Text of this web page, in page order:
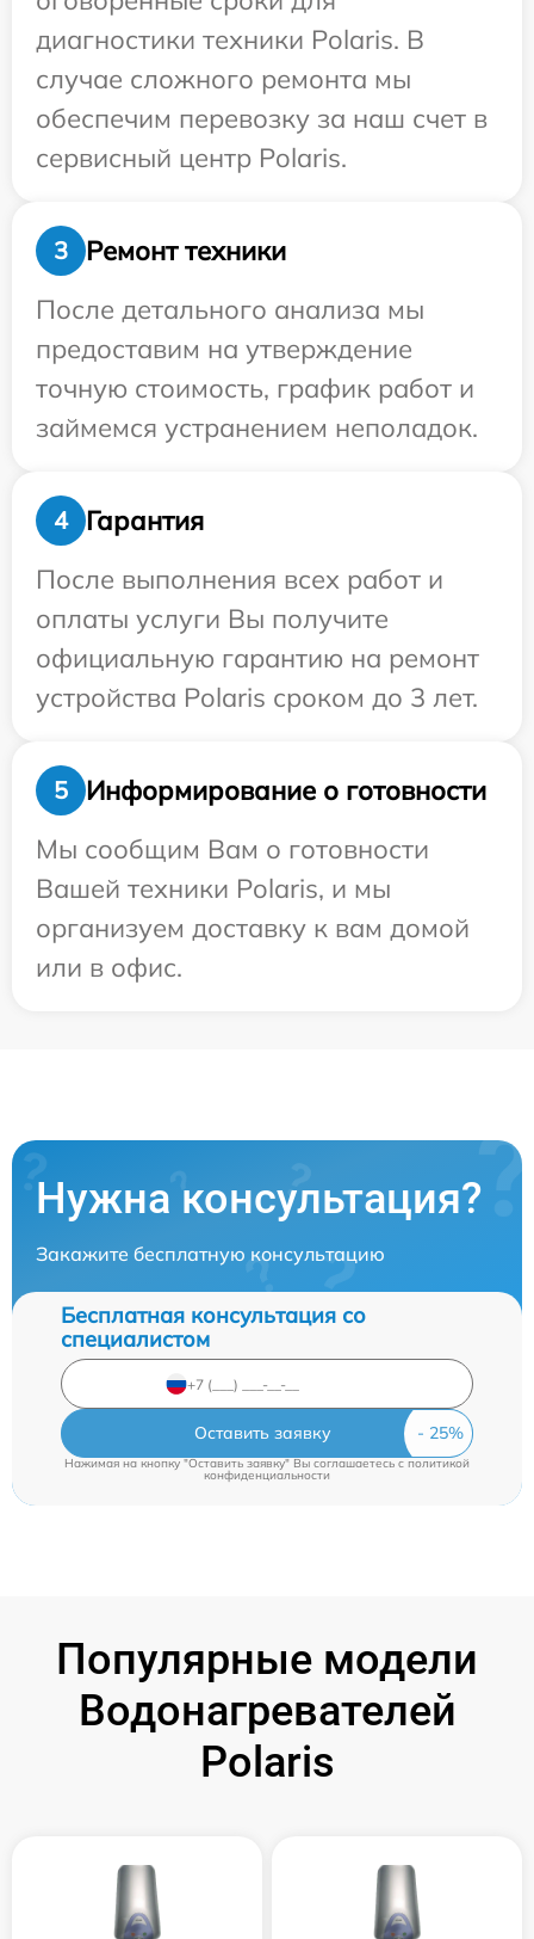
диагностики техники Polaris. В
случае сложного ремонта мы
обеспечим перевозку за наш счет в
сервисный центр Polaris.
3
Ремонт техники
После детального анализа мы
предоставим на утверждение
точную стоимость, график работ и
займемся устранением неполадок.
4
Гарантия
После выполнения всех работ и
оплаты услуги Вы получите
официальную гарантию на ремонт
устройства Polaris сроком до 3 лет.
5
Информирование о готовности
Мы сообщим Вам о готовности
Вашей техники Polaris, и мы
организуем доставку к вам домой
или в офис.
Нужна консультация?
Закажите бесплатную консультацию
Бесплатная консультация со
специалистом
Оставить заявку
Нажимая на кнопку "Оставить заявку" Вы соглашаетесь cполитикой
конфиденциальности
Популярные модели
Водонагревателей
Polaris